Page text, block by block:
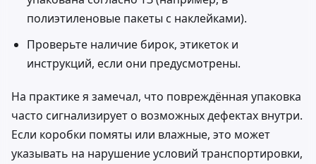
полиэтиленовые пакеты с наклейками).
Проверьте наличие бирок, этикеток и
инструкций, если они предусмотрены.
На практике я замечал, что повреждённая упаковка
часто сигнализирует о возможных дефектах внутри.
Если коробки помяты или влажные, это может
указывать на нарушение условий транспортировки,